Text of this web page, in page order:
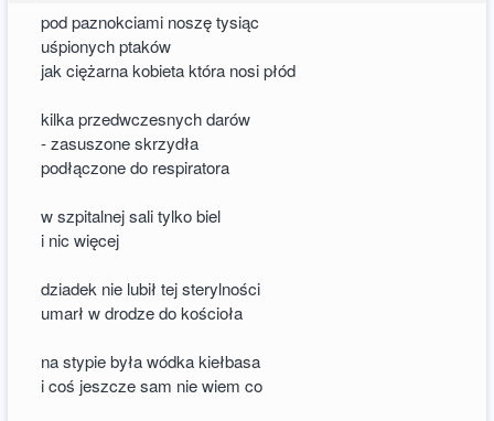
pod paznokciami noszę tysiąc
uśpionych ptaków
jak ciężarna kobieta która nosi płód
kilka przedwczesnych darów
- zasuszone skrzydła
podłączone do respiratora
w szpitalnej sali tylko biel
i nic więcej
dziadek nie lubił tej sterylności
umarł w drodze do kościoła
na stypie była wódka kiełbasa
i coś jeszcze sam nie wiem co